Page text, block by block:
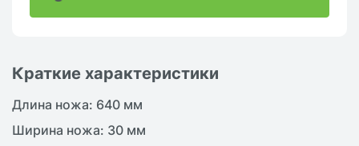
Краткие характеристики
Длина ножа: 640 мм
Ширина ножа: 30 мм